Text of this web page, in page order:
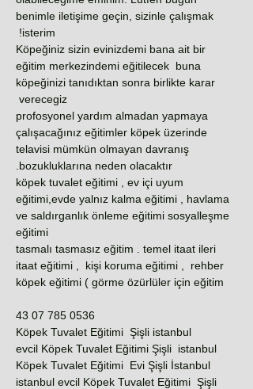
benimle iletişime geçin, sizinle çalışmak
isterim!
Köpeğiniz sizin evinizdemi bana ait bir
eğitim merkezindemi eğitilecek buna
köpeğinizi tanıdıktan sonra birlikte karar
verecegiz
profosyonel yardım almadan yapmaya
çalışacağınız eğitimler köpek üzerinde
telavisi mümkün olmayan davranış
bozukluklarına neden olacaktır.
köpek tuvalet eğitimi , ev içi uyum
eğitimi,evde yalnız kalma eğitimi , havlama
ve saldırganlık önleme eğitimi sosyalleşme
eğitimi
tasmalı tasmasız eğitim . temel itaat ileri
itaat eğitimi , kişi koruma eğitimi , rehber
köpek eğitimi ( görme özürlüler için eğitim
0536 785 07 43
Köpek Tuvalet Eğitimi Şişli istanbul
evcil Köpek Tuvalet Eğitimi Şişli istanbul
Köpek Tuvalet Eğitimi Evi Şişli İstanbul
istanbul evcil Köpek Tuvalet Eğitimi Şişli